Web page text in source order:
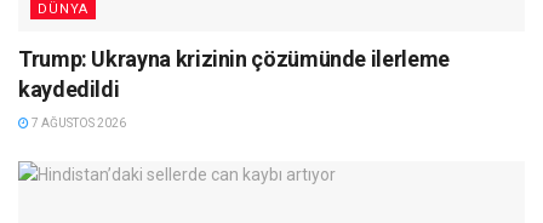
DÜNYA
Trump: Ukrayna krizinin çözümünde ilerleme
kaydedildi
7 AĞUSTOS 2026